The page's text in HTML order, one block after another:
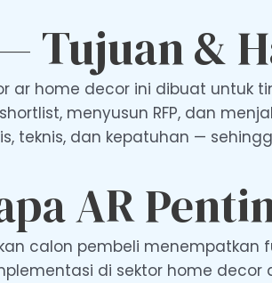
Tujuan &
ar home decor ini dibuat untuk
menyusun RFP, dan
teknis, dan kepatuhan —
AR
calon pembeli
di sektor home